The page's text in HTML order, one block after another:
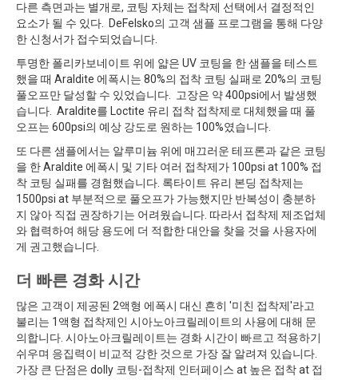
다른 측면과는 별개로, 코팅 자체는 접착제 선택에서 결정적인
요소가 될 수 있다. DeFelsko의 고객 샘플 프로그램을 통해 다양
한 신청서가 접수되었습니다.
투명한 폴리카보네이트 위에 얇은 UV 코팅을 한 샘플을 테스트
했을 때 Araldite 에폭시는 80%의 접착 코팅 실패로 20%의 코팅
풀오프만 달성할 수 있었습니다. 고장은 약 400psi에서 발생했
습니다. Araldite를 Loctite 유리 접착 접착제로 대체했을 때 풀
오프는 600psi의 예상 강도로 원하는 100%였습니다.
또 다른 샘플에서는 알루미늄 위에 매끄러운 테프론과 같은 코팅
을 한 Araldite 에폭시 및 기타 여러 접착제가 100psi at 100% 접
착 코팅 실패를 경험했습니다. 록타이트 유리 본딩 접착제는
1500psi at 부분적으로 풀오프가 가능했지만 반복성이 충분하
지 않아 직접 권장하기는 어려웠습니다. 따라서 접착제 제조업체
와 협력하여 해당 용도에 더 적합한 대안을 찾을 것을 사용자에
게 권고했습니다.
더 빠른 경화 시간
많은 고객이 제공된 2액형 에폭시 대신 흔히 '미친 접착제'라고
불리는 1액형 접착제인 시아노아크릴레이트의 사용에 대해 문
의합니다. 시아노아크릴레이트는 경화 시간이 빠르고 적용하기
쉬우며 응집력이 비교적 강한 것으로 가장 잘 알려져 있습니다.
가장 큰 단점은 dolly 코팅-접착제 인터페이스 at 높은 접착 at 접